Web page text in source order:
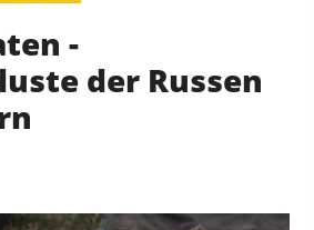
-
der Russen